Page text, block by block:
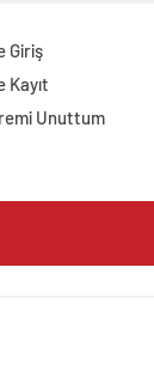
Giriş
Kayıt
Unuttum